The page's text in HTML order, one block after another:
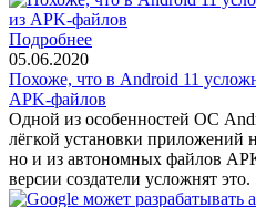
Подробнее
05.06.2020
Похоже, что в Android 11
APK-файлов
Одной из особенностей ОС
лёгкой установки приложений
но и из автономных файлов
версии создатели усложнят это.